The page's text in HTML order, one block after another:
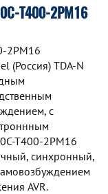
Т400-2РМ16
2РМ16
(Россия) TDA-N
с
Т400-2РМ16
синхронный,
AVR.